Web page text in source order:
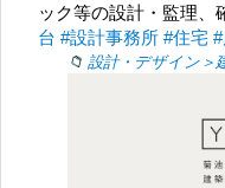
ック等の設計・監理
台 #設計事務所 #住宅
設計・デザイン＞